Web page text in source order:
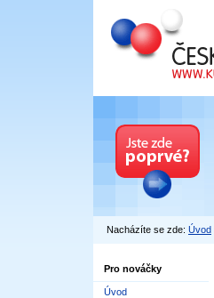
Český
Nacházíte se zde: Úvod
Pro nováčky
Úvod